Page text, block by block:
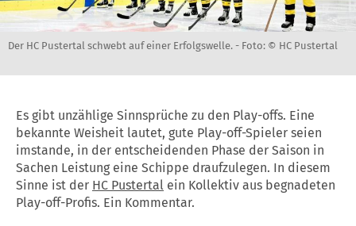
Der HC Pustertal schwebt auf einer Erfolgswelle. - Foto: © HC Pustertal
Es gibt unzählige Sinnsprüche zu den Play-offs. Eine
bekannte Weisheit lautet, gute Play-off-Spieler seien
imstande, in der entscheidenden Phase der Saison in
Sachen Leistung eine Schippe draufzulegen. In diesem
Sinne ist der HC Pustertal ein Kollektiv aus begnadeten
Play-off-Profis. Ein Kommentar.